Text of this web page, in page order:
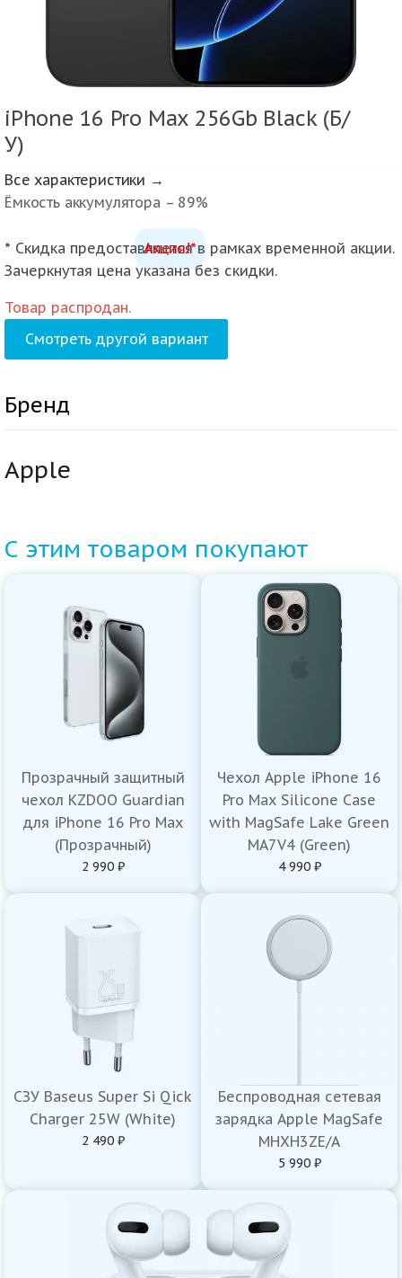
iPhone 16 Pro Max 256Gb Black (Б/
У)
Все характеристики →
Ёмкость аккумулятора – 89%
Акция!*
* Скидка предоставляется в рамках временной акции.
Зачеркнутая цена указана без скидки.
Товар распродан.
Смотреть другой вариант
Бренд
Apple
С этим товаром покупают
Прозрачный защитный
чехол KZDOO Guardian
для iPhone 16 Pro Max
(Прозрачный)
2 990 ₽
Чехол Apple iPhone 16
Pro Max Silicone Case
with MagSafe Lake Green
MA7V4 (Green)
4 990 ₽
СЗУ Baseus Super Si Qick
Charger 25W (White)
2 490 ₽
Беспроводная сетевая
зарядка Apple MagSafe
MHXH3ZE/A
5 990 ₽